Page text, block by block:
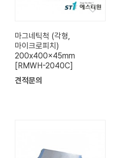
마그네틱척 (각형,
마이크로피치)
200x400x45mm
[RMWH-2040C]
견적문의